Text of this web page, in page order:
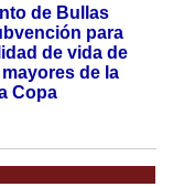
de Bullas
para
de vida de
de la
Copa